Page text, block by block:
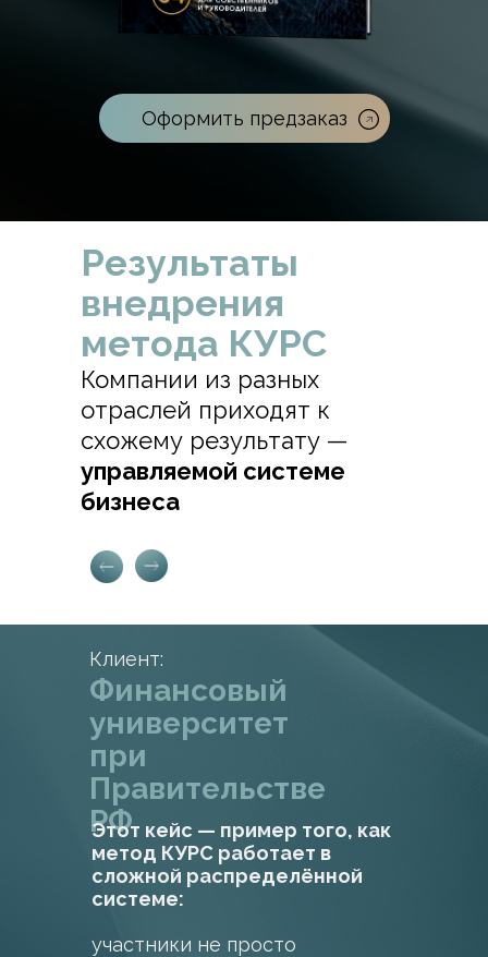
Оформить предзаказ
Результаты
внедрения
метода КУРС
Компании из разных
отраслей приходят к
схожему результату —
управляемой системе
бизнеса
Клиент:
Финансовый
университет
при
Правительстве
РФ
Этот кейс — пример того, как
метод КУРС работает в
сложной распределённой
системе:
участники не просто